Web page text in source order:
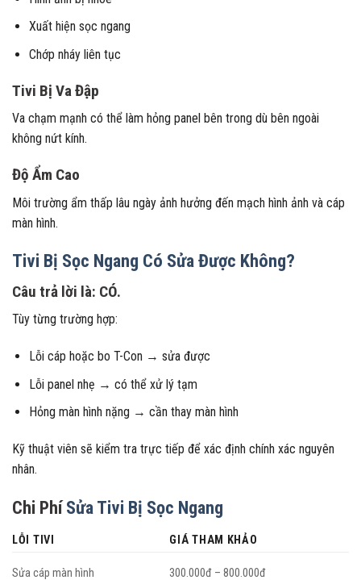
Xuất hiện sọc ngang
Chớp nháy liên tục
Tivi Bị Va Đập
Va chạm mạnh có thể làm hỏng panel bên trong dù bên ngoài
không nứt kính.
Độ Ẩm Cao
Môi trường ẩm thấp lâu ngày ảnh hưởng đến mạch hình ảnh và cáp
màn hình.
Tivi Bị Sọc Ngang Có Sửa Được Không?
Câu trả lời là: CÓ.
Tùy từng trường hợp:
Lỗi cáp hoặc bo T-Con → sửa được
Lỗi panel nhẹ → có thể xử lý tạm
Hỏng màn hình nặng → cần thay màn hình
Kỹ thuật viên sẽ kiểm tra trực tiếp để xác định chính xác nguyên
nhân.
Chi PhíSửa Tivi Bị Sọc Ngang
LỖI TIVI GIÁ THAM KHẢO
Sửa cáp màn hình 300.000đ – 800.000đ